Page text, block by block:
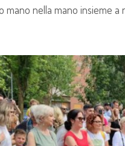
mano nella mano insieme